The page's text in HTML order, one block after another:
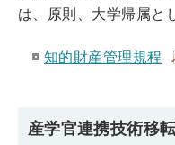
は、原則、大学帰属と
知的財産管理規程
産学官連携技術移